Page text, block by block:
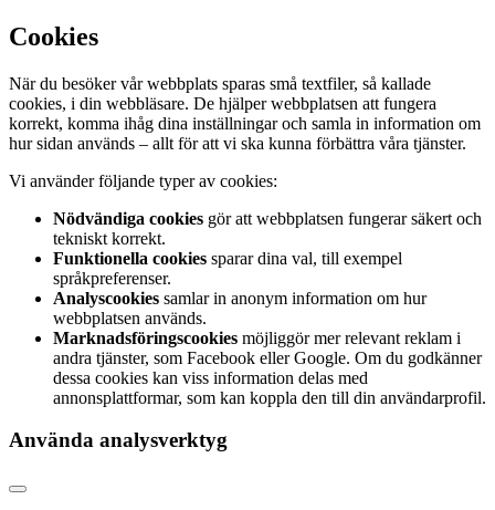
Cookies
När du besöker vår webbplats sparas små textfiler, så kallade
cookies, i din webbläsare. De hjälper webbplatsen att fungera
korrekt, komma ihåg dina inställningar och samla in information om
hur sidan används – allt för att vi ska kunna förbättra våra tjänster.
Vi använder följande typer av cookies:
Nödvändiga cookies gör att webbplatsen fungerar säkert och
tekniskt korrekt.
Funktionella cookies sparar dina val, till exempel
språkpreferenser.
Analyscookies samlar in anonym information om hur
webbplatsen används.
Marknadsföringscookies möjliggör mer relevant reklam i
andra tjänster, som Facebook eller Google. Om du godkänner
dessa cookies kan viss information delas med
annonsplattformar, som kan koppla den till din användarprofil.
Använda analysverktyg